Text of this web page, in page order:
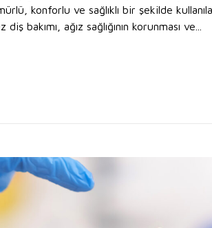
konforlu ve sağlıklı bir şekilde
bakımı, ağız sağlığının korunması ve...